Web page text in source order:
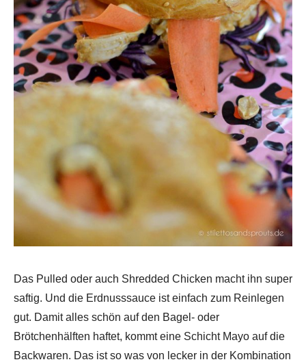
Das Pulled oder auch Shredded Chicken macht ihn super
saftig. Und die Erdnusssauce ist einfach zum Reinlegen
gut. Damit alles schön auf den Bagel- oder
Brötchenhälften haftet, kommt eine Schicht Mayo auf die
Backwaren. Das ist so was von lecker in der Kombination